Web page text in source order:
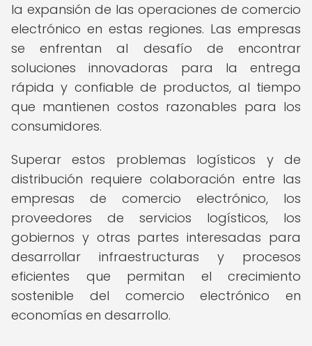
la expansión de las operaciones de comercio
electrónico en estas regiones. Las empresas
se enfrentan al desafío de encontrar
soluciones innovadoras para la entrega
rápida y confiable de productos, al tiempo
que mantienen costos razonables para los
consumidores.
Superar estos problemas logísticos y de
distribución requiere colaboración entre las
empresas de comercio electrónico, los
proveedores de servicios logísticos, los
gobiernos y otras partes interesadas para
desarrollar infraestructuras y procesos
eficientes que permitan el crecimiento
sostenible del comercio electrónico en
economías en desarrollo.